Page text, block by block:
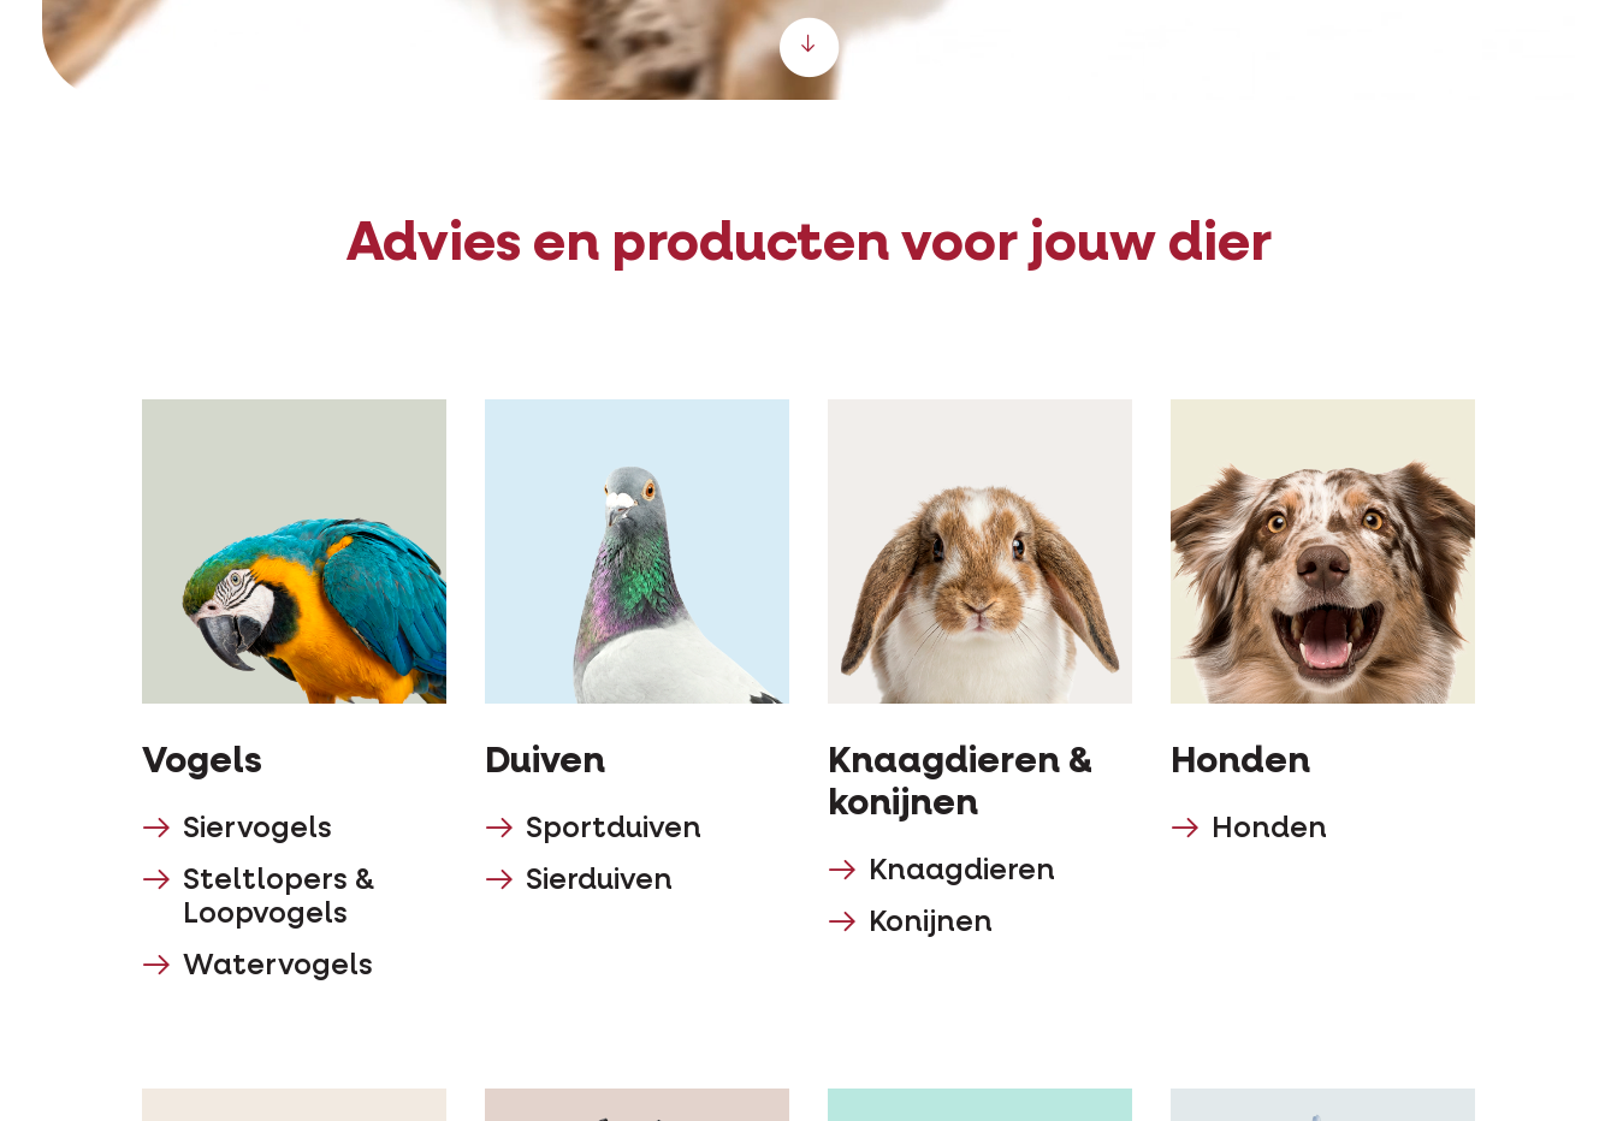
Scroll down
Advies en producten voor jouw dier
Vogels
Siervogels
Steltlopers &
Loopvogels
Watervogels
Duiven
Sportduiven
Sierduiven
Knaagdieren &
konijnen
Knaagdieren
Konijnen
Honden
Honden